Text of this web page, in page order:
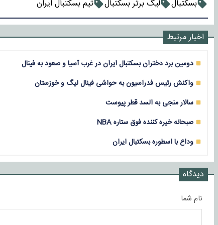
بسکتبال لیگ برتر بسکتبال تیم بسکتبال ایران
اخبار مرتبط
دومین برد دختران بسکتبال ایران در غرب آسیا و صعود به فینال
واکنش رئیس فدراسیون به حواشی فینال لیگ و‌ خوزستان
سالار منجی به السد قطر پیوست
صبحانه خیره کننده فوق ستاره NBA
وداع با اسطوره بسکتبال ایران
دیدگاه
نام شما